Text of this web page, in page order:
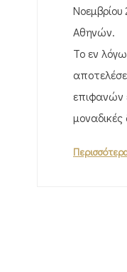
Νοεμβρίου
Αθηνών.
Το εν
επιφανών